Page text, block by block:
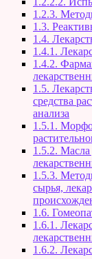
1.2.3.
1.3.
1.4.
1.4.1.
1.4.2.
1.5.
средства
анализа
1.5.1.
1.5.2. Масла
1.5.3.
сырья,
1.6.
1.6.1.
1.6.2.